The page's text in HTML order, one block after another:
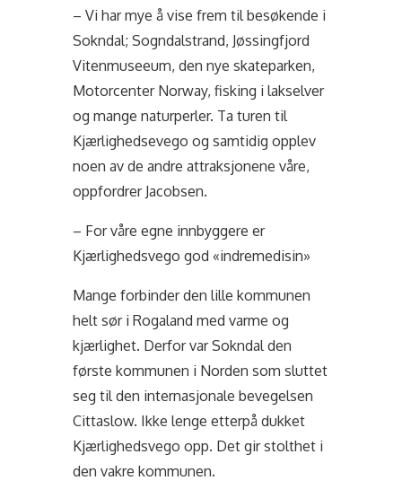
– Vi har mye å vise frem til besøkende i
Sokndal; Sogndalstrand, Jøssingfjord
Vitenmuseeum, den nye skateparken,
Motorcenter Norway, fisking i lakselver
og mange naturperler. Ta turen til
Kjærlighedsevego og samtidig opplev
noen av de andre attraksjonene våre,
oppfordrer Jacobsen.
– For våre egne innbyggere er
Kjærlighedsvego god «indremedisin»
Mange forbinder den lille kommunen
helt sør i Rogaland med varme og
kjærlighet. Derfor var Sokndal den
første kommunen i Norden som sluttet
seg til den internasjonale bevegelsen
Cittaslow. Ikke lenge etterpå dukket
Kjærlighedsvego opp. Det gir stolthet i
den vakre kommunen.